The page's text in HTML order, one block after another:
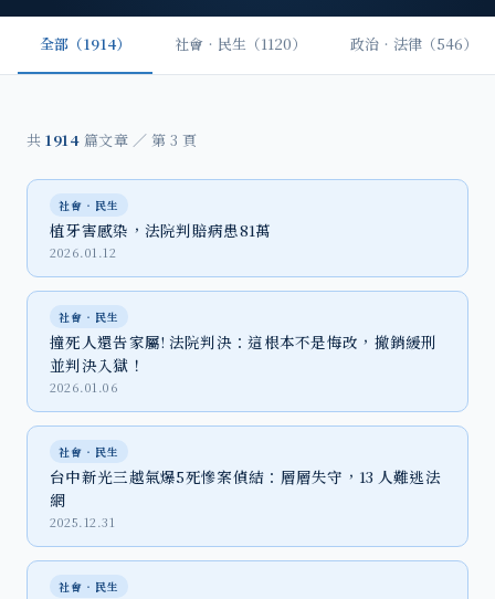
全部（1914） 社會‧民生（1120） 政治‧法律（546）
共 1914 篇文章 ／ 第 3 頁
社會‧民生
植牙害感染，法院判賠病患81萬
2026.01.12
社會‧民生
撞死人還告家屬! 法院判決：這根本不是悔改，撤銷緩刑
並判決入獄！
2026.01.06
社會‧民生
台中新光三越氣爆5死慘案偵結：層層失守，13 人難逃法
網
2025.12.31
社會‧民生